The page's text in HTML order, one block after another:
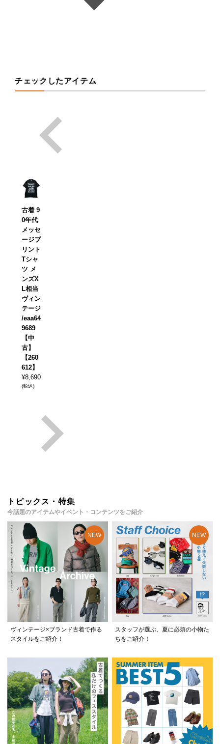
チェックしたアイテム
古着 9
0年代
メッセ
ージプ
リント
Tシャ
ツ メ
ンズX
L相当
ヴィン
テージ
/eaa64
9689
【中
古】
【260
612】
¥8,690
(税込)
トピックス・特集
今話題のアイテムやイベント・コンテンツをご紹介
ヴィンテージ×ブランド古着で作る
スタイルをご紹介！
スタッフが選ぶ、夏に必須の小物た
ちをご紹介！